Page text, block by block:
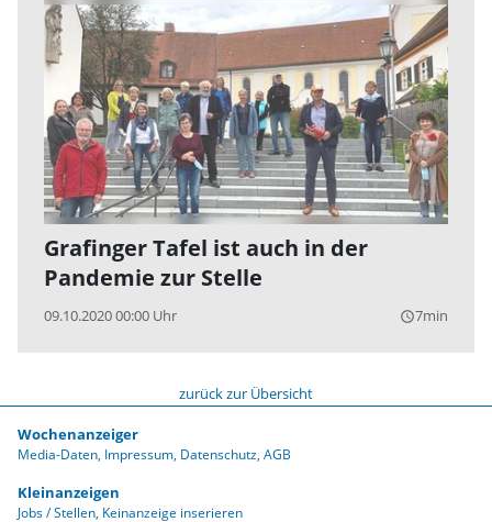
Grafinger Tafel ist auch in der
Pandemie zur Stelle
09.10.2020 00:00 Uhr query_builder7min
zurück zur Übersicht
Wochenanzeiger
Media-Daten Impressum Datenschutz AGB
Kleinanzeigen
Jobs / Stellen Keinanzeige inserieren